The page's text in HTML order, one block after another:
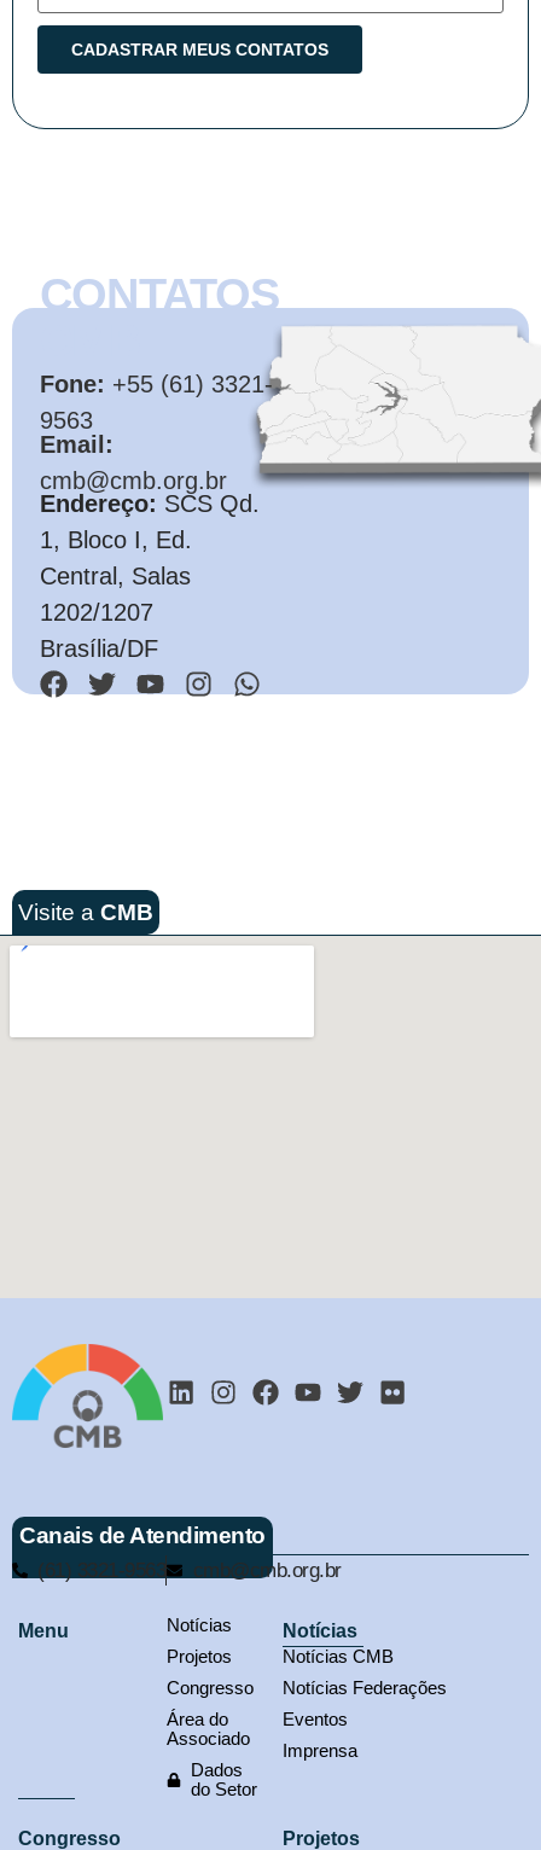
CONTATOS
Fone: +55 (61) 3321-
9563
Email:
cmb@cmb.org.br
Endereço: SCS Qd.
1, Bloco I, Ed.
Central, Salas
1202/1207
Brasília/DF
Visite a CMB
Canais de Atendimento
(61) 3321-9563 cmb@cmb.org.br
Menu
Notícias
Projetos
Congresso
Área do
Associado
Dados
do Setor
Notícias
Notícias CMB
Notícias Federações
Eventos
Imprensa
Congresso
Projetos